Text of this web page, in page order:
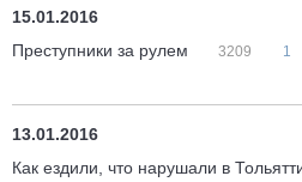
15.01.2016
Преступники за рулем
3209 1
13.01.2016
Как ездили, что нарушали в